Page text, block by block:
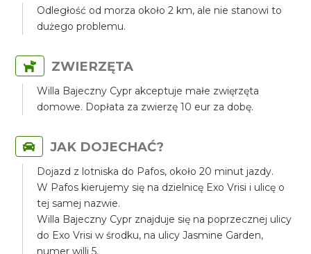
Odległość od morza około 2 km, ale nie stanowi to
dużego problemu.
ZWIERZĘTA
Willa Bajeczny Cypr akceptuje małe zwięrzęta
domowe. Dopłata za zwierzę 10 eur za dobę.
JAK DOJECHAĆ?
Dojazd z lotniska do Pafos, około 20 minut jazdy.
W Pafos kierujemy się na dzielnicę Exo Vrisi i ulicę o
tej samej nazwie.
Willa Bajeczny Cypr znajduje się na poprzecznej ulicy
do Exo Vrisi w środku, na ulicy Jasmine Garden,
numer willi 5.